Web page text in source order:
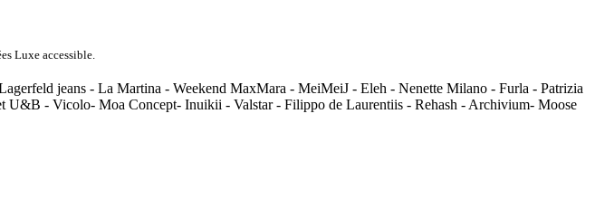
Luxe accessible.
jeans - La Martina - Weekend MaxMara - MeiMeiJ - Eleh - Nenette Milano - Furla - Patrizia
U&B - Vicolo- Moa Concept- Inuikii - Valstar - Filippo de Laurentiis - Rehash - Archivium- Moose